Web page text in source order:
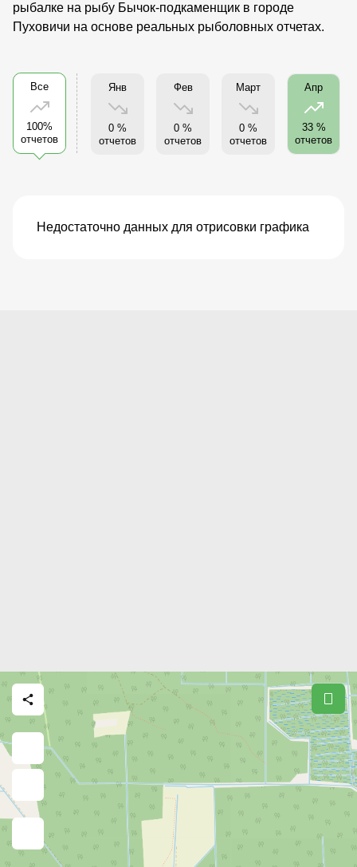
рыбалке на рыбу Бычок-подкаменщик в городе
Пуховичи на основе реальных рыболовных отчетах.
Все
100%
отчетов
Янв
0 %
отчетов
Фев
0 %
отчетов
Март
0 %
отчетов
Апр
33 %
отчетов
Недостаточно данных для отрисовки графика